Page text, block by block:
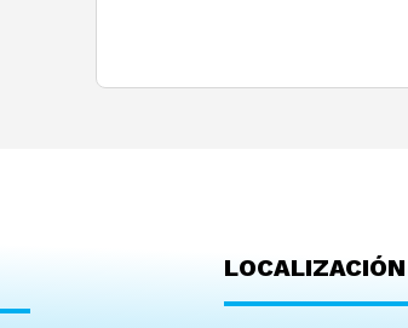
LOCALIZACIÓN